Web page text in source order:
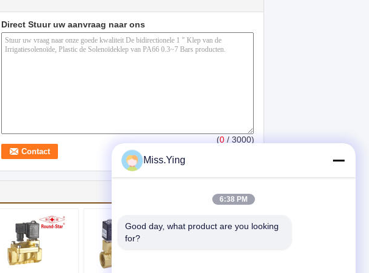
Direct Stuur uw aanvraag naar ons
(0 / 3000)
Miss.Ying
6:38 PM
Good day, what product are you looking
for?